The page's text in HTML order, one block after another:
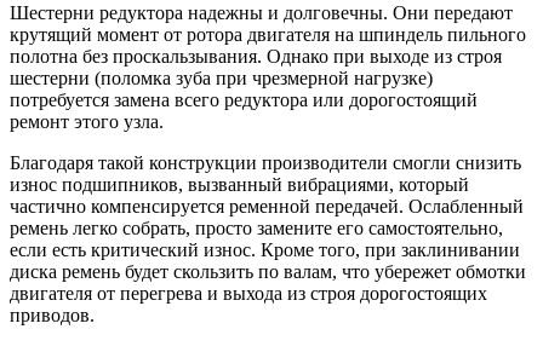
Шестерни редуктора надежны и долговечны. Они передают
крутящий момент от ротора двигателя на шпиндель пильного
полотна без проскальзывания. Однако при выходе из строя
шестерни (поломка зуба при чрезмерной нагрузке)
потребуется замена всего редуктора или дорогостоящий
ремонт этого узла.
Благодаря такой конструкции производители смогли снизить
износ подшипников, вызванный вибрациями, который
частично компенсируется ременной передачей. Ослабленный
ремень легко собрать, просто замените его самостоятельно,
если есть критический износ. Кроме того, при заклинивании
диска ремень будет скользить по валам, что убережет обмотки
двигателя от перегрева и выхода из строя дорогостоящих
приводов.